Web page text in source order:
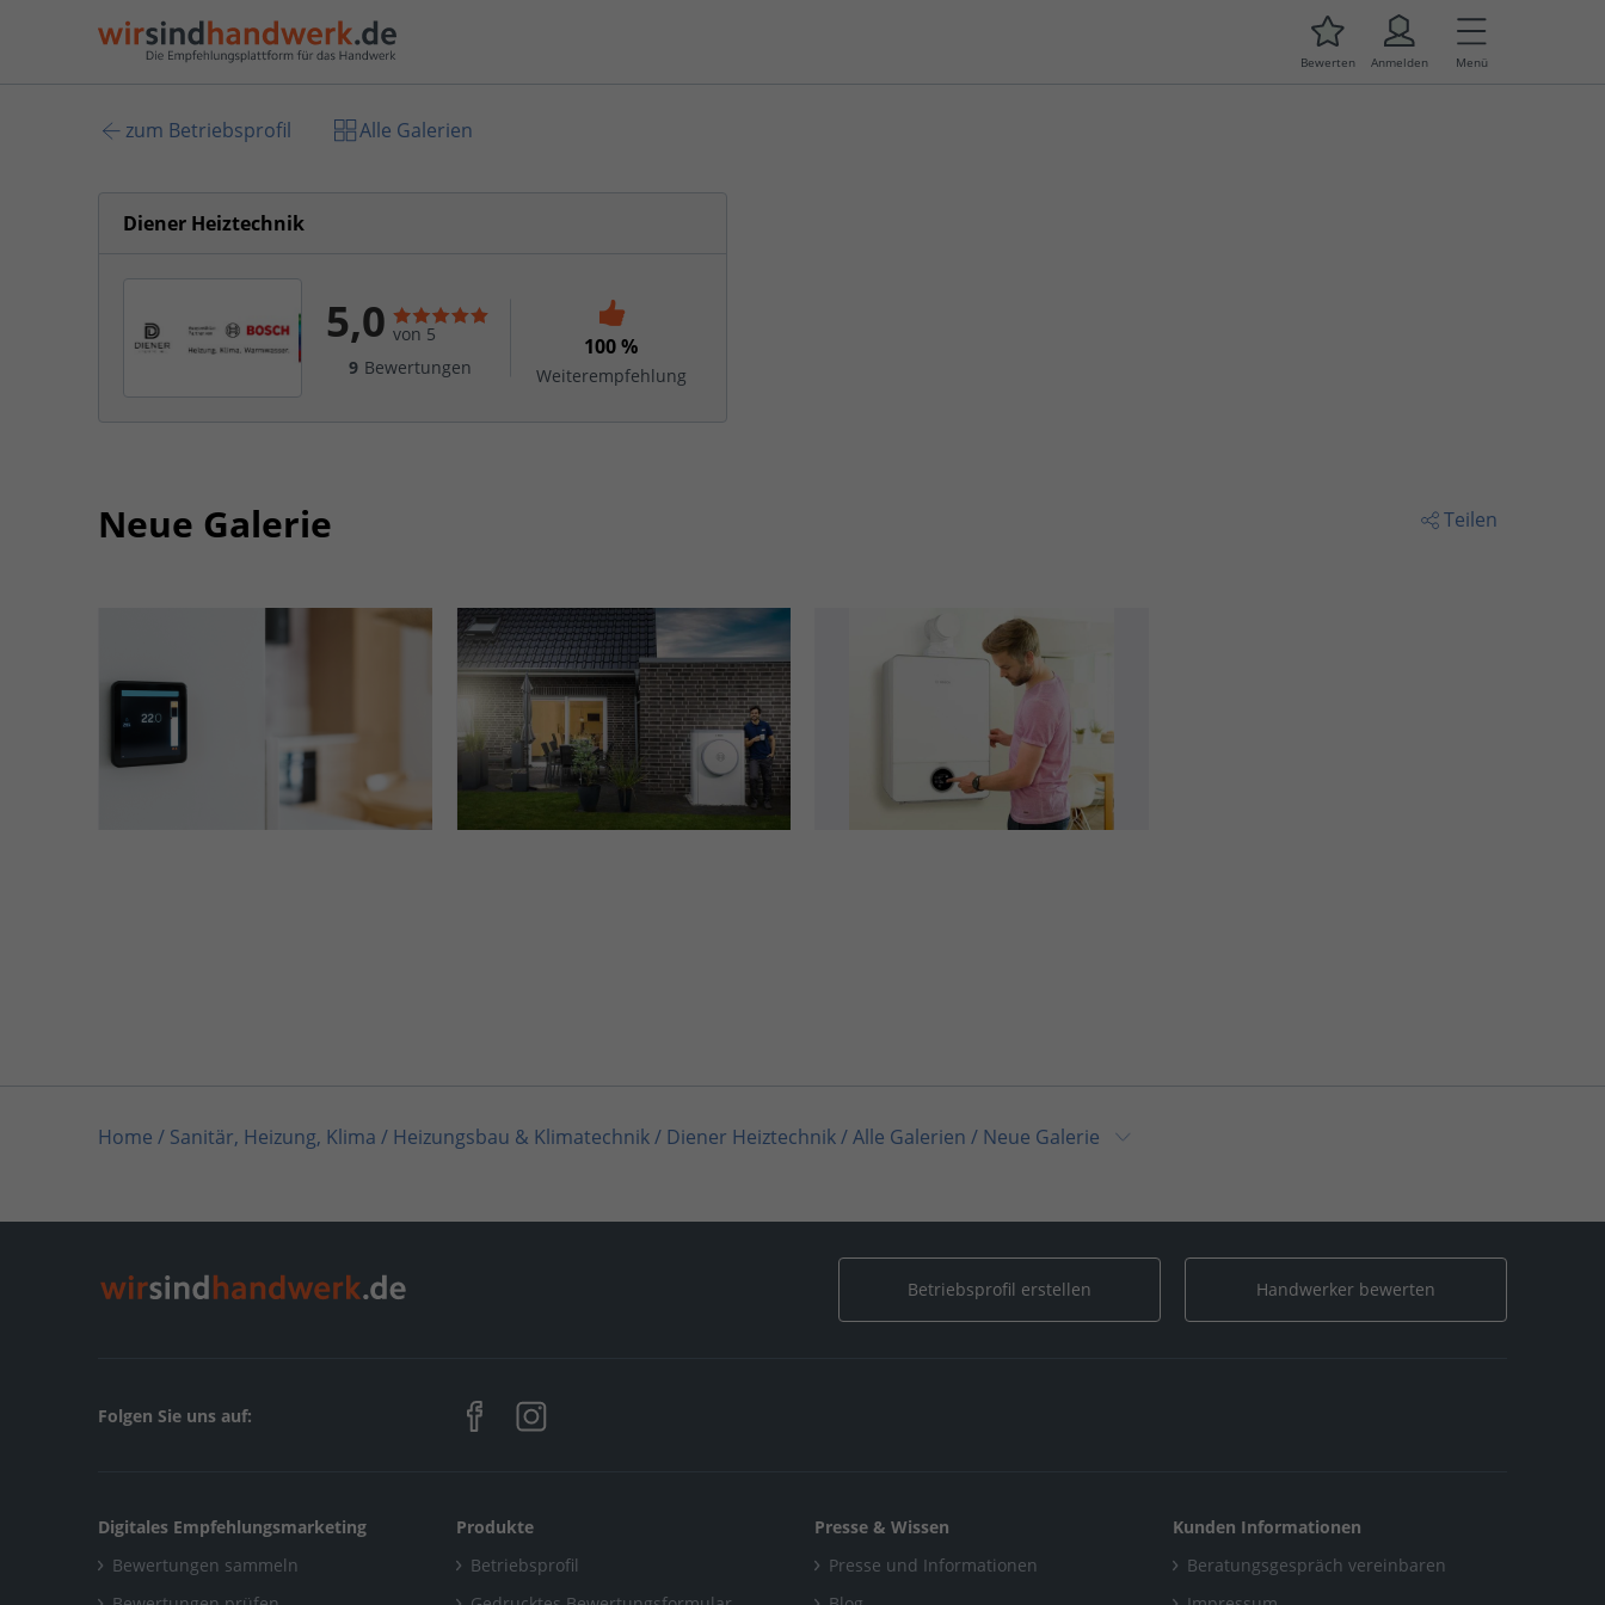
Bewerten Anmelden Menü
zum Betriebsprofil Alle Galerien
Diener Heiztechnik
5,0 von 5
9 Bewertungen
100 %
Weiterempfehlung
Teilen
Neue Galerie
Home / Sanitär, Heizung, Klima / Heizungsbau & Klimatechnik/ Diener Heiztechnik/Alle Galerien / Neue Galerie
Home/ Rottenburg – Dettingen /Diener Heiztechnik Betriebsprofil erstellen Handwerker bewerten
Folgen Sie uns auf:
Digitales Empfehlungsmarketing
Bewertungen sammeln
Produkte
Betriebsprofil
Presse & Wissen
Presse und Informationen
Kunden Informationen
Beratungsgespräch vereinbaren